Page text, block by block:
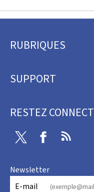
Pied
page
RUBRIQUES
SUPPORT
RESTEZ
Twitter Facebook
Newsletter
E-mail